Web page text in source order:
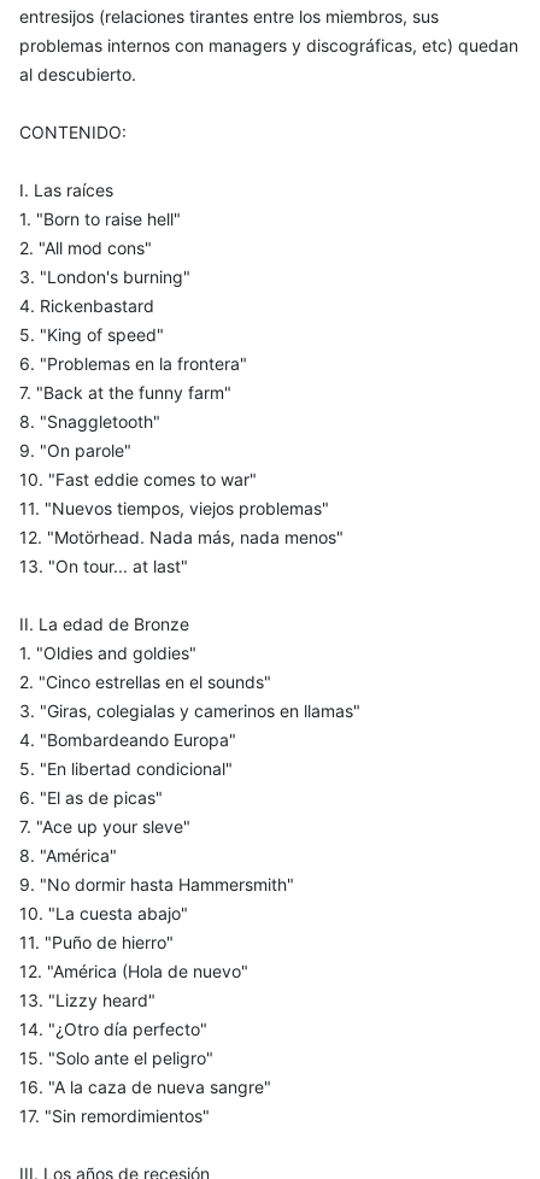
entresijos (relaciones tirantes entre los miembros, sus
problemas internos con managers y discográficas, etc) quedan
al descubierto.
CONTENIDO:
I. Las raíces
1. "Born to raise hell"
2. "All mod cons"
3. "London's burning"
4. Rickenbastard
5. "King of speed"
6. "Problemas en la frontera"
7. "Back at the funny farm"
8. "Snaggletooth"
9. "On parole"
10. "Fast eddie comes to war"
11. "Nuevos tiempos, viejos problemas"
12. "Motörhead. Nada más, nada menos"
13. "On tour... at last"
II. La edad de Bronze
1. "Oldies and goldies"
2. "Cinco estrellas en el sounds"
3. "Giras, colegialas y camerinos en llamas"
4. "Bombardeando Europa"
5. "En libertad condicional"
6. "El as de picas"
7. "Ace up your sleve"
8. "América"
9. "No dormir hasta Hammersmith"
10. "La cuesta abajo"
11. "Puño de hierro"
12. "América (Hola de nuevo"
13. "Lizzy heard"
14. "¿Otro día perfecto"
15. "Solo ante el peligro"
16. "A la caza de nueva sangre"
17. "Sin remordimientos"
III. Los años de recesión